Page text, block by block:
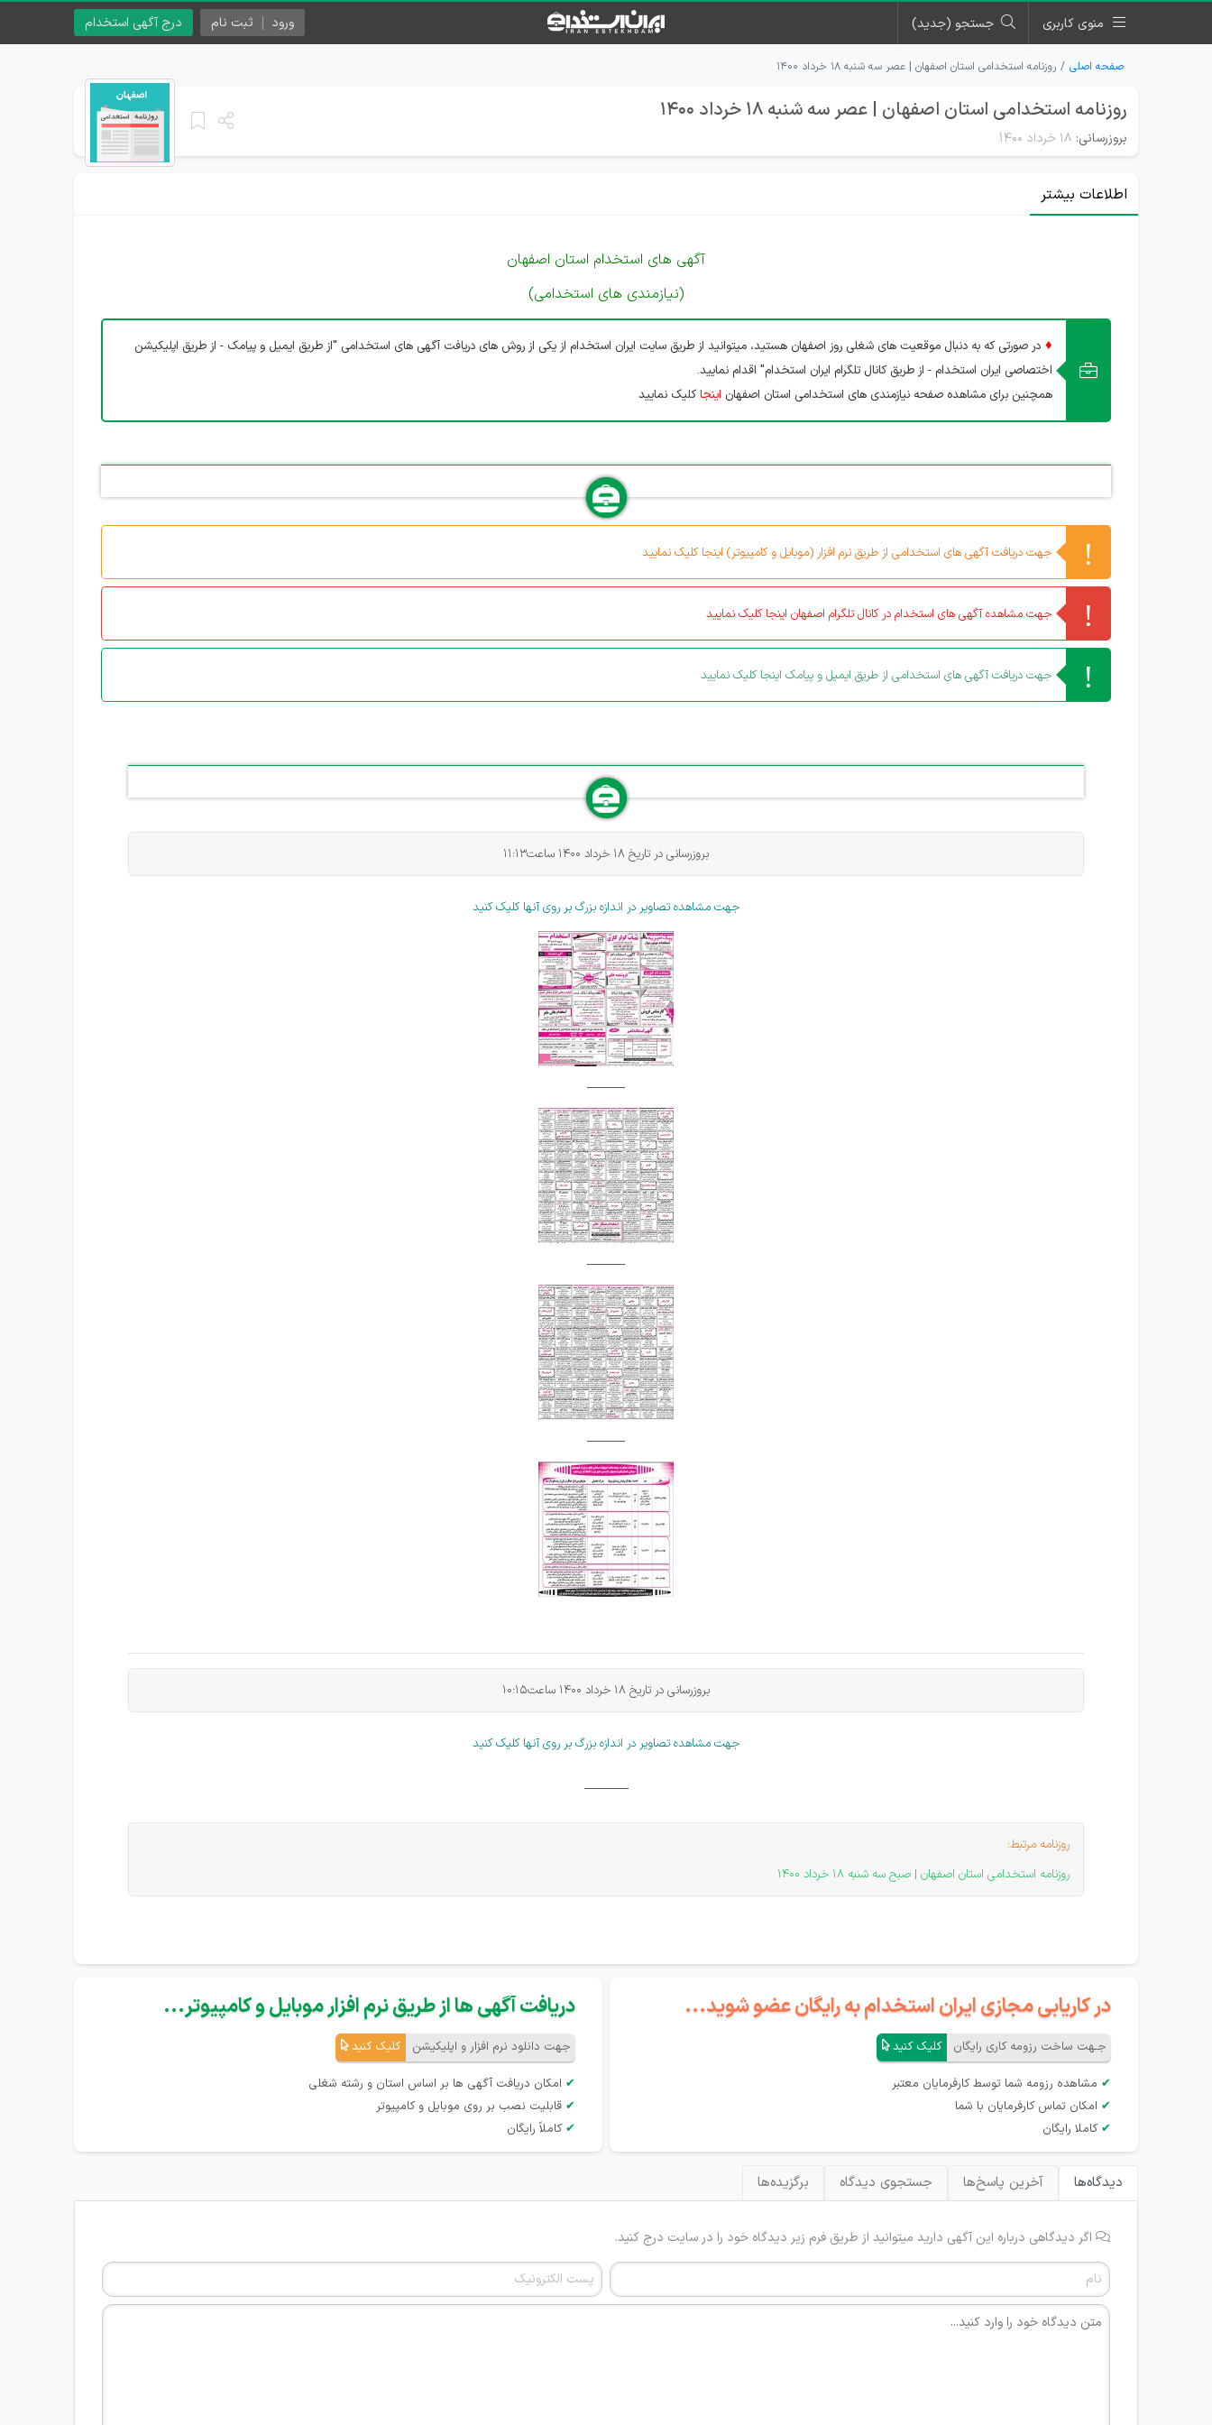
منوی کاربری جستجو (جدید) درج آگهی استخدام ورود ثبت نام
صفحه اصلی روزنامه استخدامی استان اصفهان | عصر سه شنبه ۱۸ خرداد ۱۴۰۰
روزنامه استخدامی استان اصفهان | عصر سه شنبه 18 خرداد 1400
بروزرسانی: ۱۸ خرداد ۱۴۰۰
اطلاعات بیشتر
آگهی های استخدام استان اصفهان
(نیازمندی های استخدامی)
♦ در صورتی که به دنبال موقعیت های شغلی روز اصفهان هستید، میتوانید از طریق سایت ایران استخدام از یکی از روش های دریافت آگهی های استخدامی "از طریق ایمیل و پیامک - از طریق اپلیکیشن
اختصاصی ایران استخدام - از طریق کانال تلگرام ایران استخدام" اقدام نمایید.
همچنین برای مشاهده صفحه نیازمندی های استخدامی استان اصفهان اینجاکلیک نمایید
جهت دریافت آگهی های استخدامی از طریق نرم افزار (موبایل و کامپیوتر) اینجا کلیک نمایید
جهت مشاهده آگهی های استخدام در کانال تلگرام اصفهان اینجا کلیک نمایید
جهت دریافت آگهی های استخدامی از طریق ایمیل و پیامک اینجا کلیک نمایید
بروزرسانی در تاریخ 18 خرداد 1400 ساعت11:13
جهت مشاهده تصاویر در اندازه بزرگ بر روی آنها کلیک کنید
______
______
______
بروزرسانی در تاریخ 18 خرداد 1400 ساعت10:15
جهت مشاهده تصاویر در اندازه بزرگ بر روی آنها کلیک کنید
_______
روزنامه مرتبط:
روزنامه استخدامی استان اصفهان | صبح سه شنبه 18 خرداد 140
0
در کاریابی مجازی ایران استخدام به رایگان عضو شوید...
جـهت ساخت رزومه کاری رایگان کلیک کنید
✔ مشاهده رزومه شما توسط کارفرمایان معتبر
✔ امکان تماس کارفرمایان با شما
✔ کاملا رایگان
دریافت آگهی ها از طریق نرم افزار موبایل و کامپیوتر...
جهت دانلود نرم افزار و اپلیکیشن کلیک کنید
✔ امکان دریافت آگهی ها بر اساس استان و رشته شغلی
✔ قابلیت نصب بر روی موبایل و کامپیوتر
✔ کاملاً رایگان
دیدگاه‌ها آخرین پاسخ‌ها جستجوی دیدگاه برگزیده‌ها
اگر دیدگاهی درباره این آگهی دارید میتوانید از طریق فرم زیر دیدگاه خود را در سایت درج کنید.